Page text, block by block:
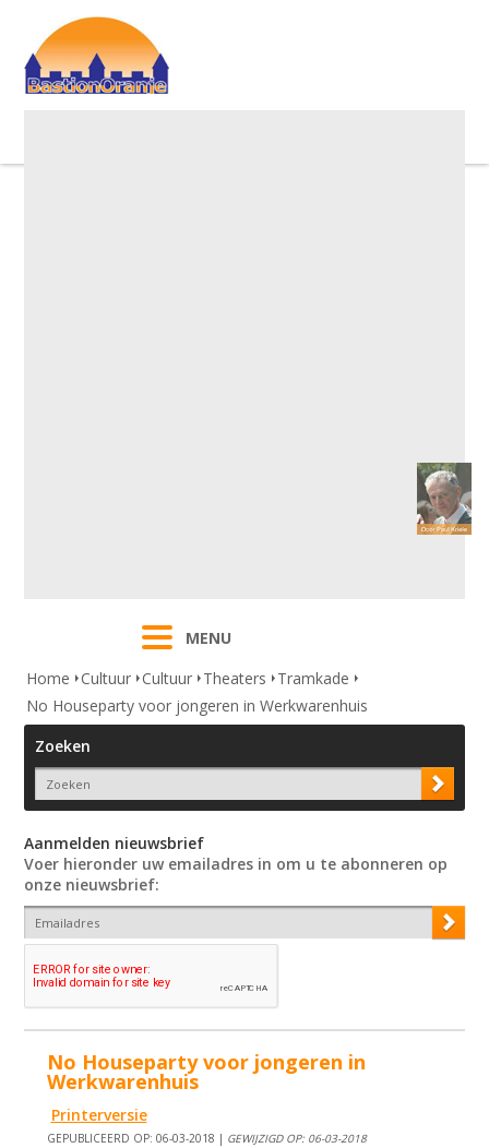
MENU
Home
Cultuur Cultuur Theaters
Tramkade
No Houseparty voor jongeren in Werkwarenhuis
Zoeken
Aanmelden nieuwsbrief
Voer hieronder uw emailadres in om u te abonneren op
onze nieuwsbrief:
No Houseparty voor jongeren in
Werkwarenhuis
Printerversie
GEPUBLICEERD OP: 06-03-2018 | GEWIJZIGD OP: 06-03-2018